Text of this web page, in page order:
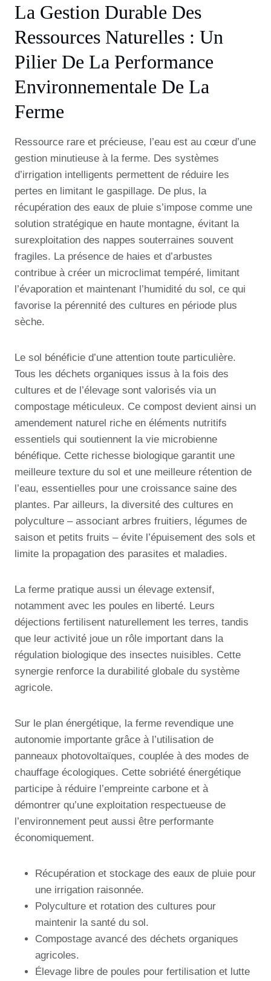
La Gestion Durable Des
Ressources Naturelles : Un
Pilier De La Performance
Environnementale De La
Ferme
Ressource rare et précieuse, l’eau est au cœur d’une
gestion minutieuse à la ferme. Des systèmes
d’irrigation intelligents permettent de réduire les
pertes en limitant le gaspillage. De plus, la
récupération des eaux de pluie s’impose comme une
solution stratégique en haute montagne, évitant la
surexploitation des nappes souterraines souvent
fragiles. La présence de haies et d’arbustes
contribue à créer un microclimat tempéré, limitant
l’évaporation et maintenant l’humidité du sol, ce qui
favorise la pérennité des cultures en période plus
sèche.
Le sol bénéficie d’une attention toute particulière.
Tous les déchets organiques issus à la fois des
cultures et de l’élevage sont valorisés via un
compostage méticuleux. Ce compost devient ainsi un
amendement naturel riche en éléments nutritifs
essentiels qui soutiennent la vie microbienne
bénéfique. Cette richesse biologique garantit une
meilleure texture du sol et une meilleure rétention de
l’eau, essentielles pour une croissance saine des
plantes. Par ailleurs, la diversité des cultures en
polyculture – associant arbres fruitiers, légumes de
saison et petits fruits – évite l’épuisement des sols et
limite la propagation des parasites et maladies.
La ferme pratique aussi un élevage extensif,
notamment avec les poules en liberté. Leurs
déjections fertilisent naturellement les terres, tandis
que leur activité joue un rôle important dans la
régulation biologique des insectes nuisibles. Cette
synergie renforce la durabilité globale du système
agricole.
Sur le plan énergétique, la ferme revendique une
autonomie importante grâce à l’utilisation de
panneaux photovoltaïques, couplée à des modes de
chauffage écologiques. Cette sobriété énergétique
participe à réduire l’empreinte carbone et à
démontrer qu’une exploitation respectueuse de
l’environnement peut aussi être performante
économiquement.
Récupération et stockage des eaux de pluie pour
une irrigation raisonnée.
Polyculture et rotation des cultures pour
maintenir la santé du sol.
Compostage avancé des déchets organiques
agricoles.
Élevage libre de poules pour fertilisation et lutte